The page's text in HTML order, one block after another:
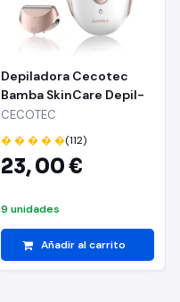
Depiladora Cecotec
Bamba SkinCare Depil-
Action/ con Batería
CECOTEC
� � � � �(112)
23,00 €
9 unidades
Añadir al carrito